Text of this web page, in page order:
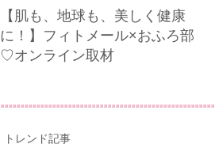
【肌も、地球も、美しく健康
に！】フィトメール×おふろ部
♡オンライン取材
トレンド記事